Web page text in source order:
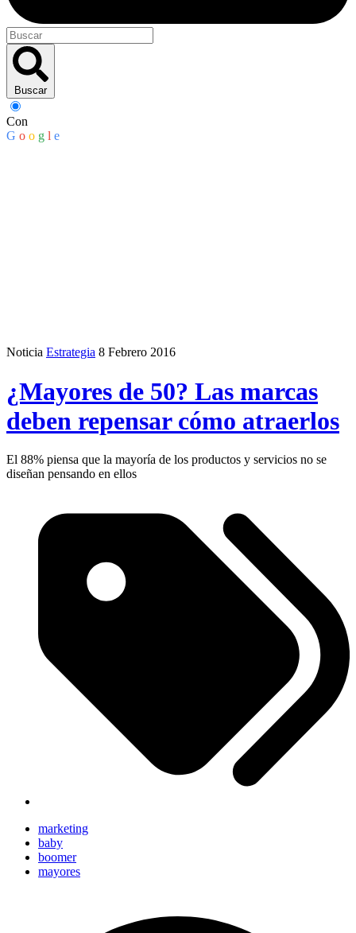
Buscar
Con
G o o g l e
Noticia Estrategia 8 Febrero 2016
¿Mayores de 50? Las marcas
deben repensar cómo atraerlos
El 88% piensa que la mayoría de los productos y servicios no se
diseñan pensando en ellos
marketing
baby
boomer
mayores